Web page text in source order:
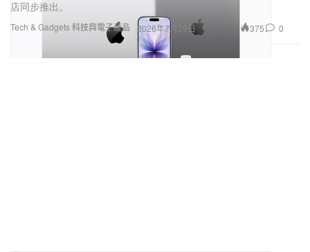
店同步推出。
Tech & Gadgets 科技與電子產品 2026年7月29日 375 0